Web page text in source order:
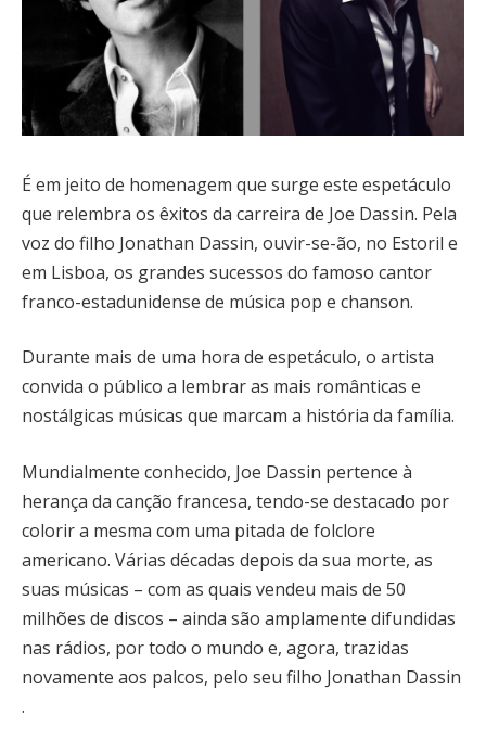
É em jeito de homenagem que surge este espetáculo
que relembra os êxitos da carreira de Joe Dassin. Pela
voz do filho Jonathan Dassin, ouvir-se-ão, no Estoril e
em Lisboa, os grandes sucessos do famoso cantor
franco-estadunidense de música pop e chanson.
Durante mais de uma hora de espetáculo, o artista
convida o público a lembrar as mais românticas e
nostálgicas músicas que marcam a história da família.
Mundialmente conhecido, Joe Dassin pertence à
herança da canção francesa, tendo-se destacado por
colorir a mesma com uma pitada de folclore
americano. Várias décadas depois da sua morte, as
suas músicas – com as quais vendeu mais de 50
milhões de discos – ainda são amplamente difundidas
nas rádios, por todo o mundo e, agora, trazidas
novamente aos palcos, pelo seu filho Jonathan Dassin
.